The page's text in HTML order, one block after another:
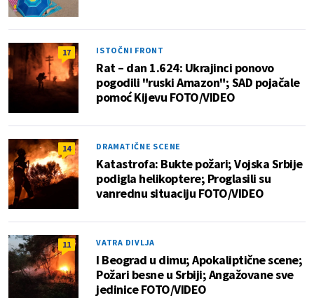
17 ISTOČNI FRONT
Rat – dan 1.624: Ukrajinci ponovo
pogodili "ruski Amazon"; SAD pojačale
pomoć Kijevu FOTO/VIDEO
14 DRAMATIČNE SCENE
Katastrofa: Bukte požari; Vojska Srbije
podigla helikoptere; Proglasili su
vanrednu situaciju FOTO/VIDEO
11 VATRA DIVLJA
I Beograd u dimu; Apokaliptične scene;
Požari besne u Srbiji; Angažovane sve
jedinice FOTO/VIDEO